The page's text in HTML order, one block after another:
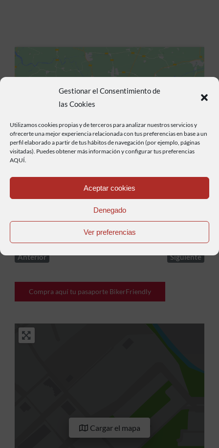
Gestionar el Consentimiento de
las Cookies
Utilizamos cookies propias y de terceros para analizar nuestros servicios y
ofrecerte una mejor experiencia relacionada con tus preferencias en base a un
perfil elaborado a partir de tus hábitos de navegación (por ejemplo, páginas
visitadas). Puedes obtener más información y configurar tus preferencias
AQUÍ.
Aceptar cookies
Denegado
Ver preferencias
permitir este contenido
De Juan José Hernández Rodríguez – originally
posted to Flickr as Pozas de Melón, CC BY 2.0,
https://commons.wikimedia.org/w/index.php?
Anterior Siguiente
Compra aquí tu pasaporte BikerFriendly
Cargar el mapa